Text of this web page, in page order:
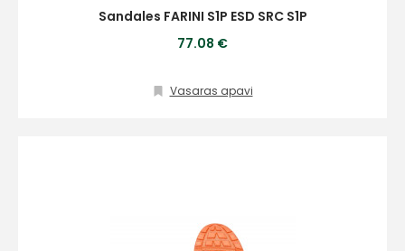
Sandales FARINI S1P ESD SRC S1P
77.08 €
Vasaras apavi
Sazinies
ar
Vārds